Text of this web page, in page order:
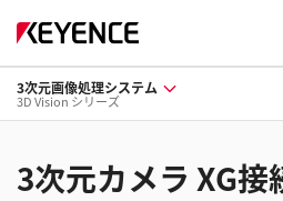
3次元画像処理システム
3D Vision シリーズ
3次元カメラ XG